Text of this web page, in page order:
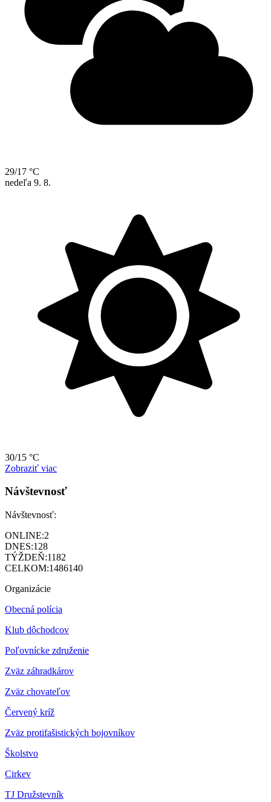
29/17 °C
nedeľa 9. 8.
30/15 °C
Zobraziť viac
Návštevnosť
Návštevnosť:
ONLINE:2
DNES:128
TÝŽDEŇ:1182
CELKOM:1486140
Organizácie
Obecná polícia
Klub dôchodcov
Poľovnícke združenie
Zväz záhradkárov
Zväz chovateľov
Červený kríž
Zväz protifašistických bojovníkov
Školstvo
Cirkev
TJ Družstevník